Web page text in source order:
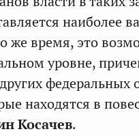
наиболее
же время, это
уровне,
федеральных
находятся в
Косачев.